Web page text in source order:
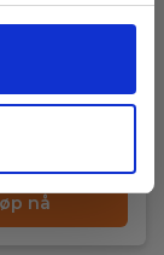
nå